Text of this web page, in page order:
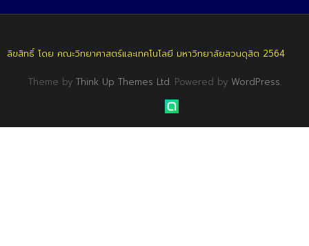
ลิขสิทธิ์ โดย คณะวิทยาศาสตร์และเทคโนโลยี มหาวิทยาลัยสวนดุสิต 2564
Theme by Think Up Themes Ltd. Powered by WordPress.